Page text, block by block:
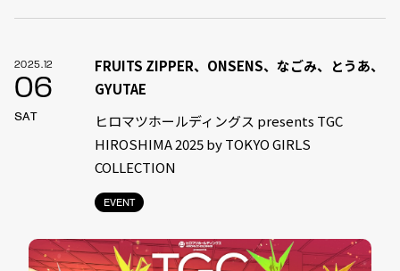
2025.12
06
SAT
EVENT
FRUITS ZIPPER、ONSENS、なごみ、とうあ、
GYUTAE
ヒロマツホールディングス presents TGC
HIROSHIMA 2025 by TOKYO GIRLS
COLLECTION